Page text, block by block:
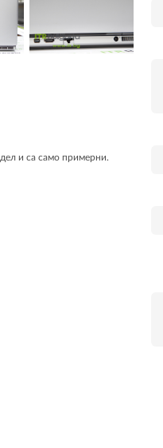
и са само примерни.